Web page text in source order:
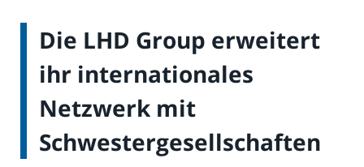
Die LHD Group erweitert
ihr internationales
Netzwerk mit
Schwestergesellschaften